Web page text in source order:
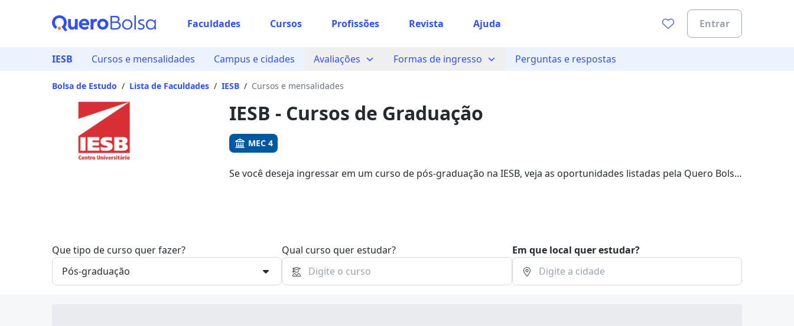
Faculdades Cursos Profissões Revista Ajuda Entrar
Vamos te guiar no caminho ideal para seus estudos
IESB Cursos e mensalidades Campus e cidades Avaliações Formas de ingresso Perguntas e respostas
Bolsa de Estudo / Lista de Faculdades / IESB / Cursos e mensalidades
IESB - Cursos de Graduação
MEC 4
Se você deseja ingressar em um curso de pós-graduação na IESB, veja as oportunidades listadas pela Quero Bolsa.
Que tipo de curso quer fazer? Qual curso quer estudar? Em que local quer estudar?